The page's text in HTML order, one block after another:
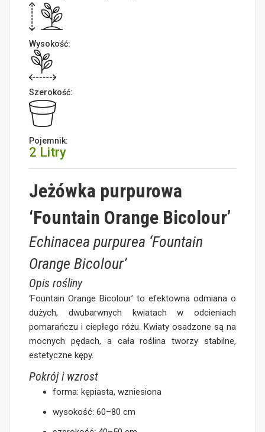
Wysokość:
Szerokość:
Pojemnik:
2 Litry
Jeżówka purpurowa
‘Fountain Orange Bicolour’
Echinacea purpurea ‘Fountain
Orange Bicolour’
Opis rośliny
‘Fountain Orange Bicolour’ to efektowna odmiana o
dużych, dwubarwnych kwiatach w odcieniach
pomarańczu i ciepłego różu. Kwiaty osadzone są na
mocnych pędach, a cała roślina tworzy stabilne,
estetyczne kępy.
Pokrój i wzrost
forma: kępiasta, wzniesiona
wysokość: 60–80 cm